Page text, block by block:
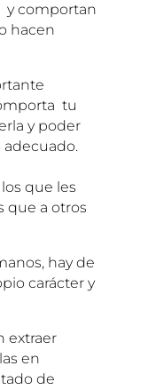
y comportan
hacen
tu
y poder
que les
que a otros
hay de
carácter y
extraer
en
de